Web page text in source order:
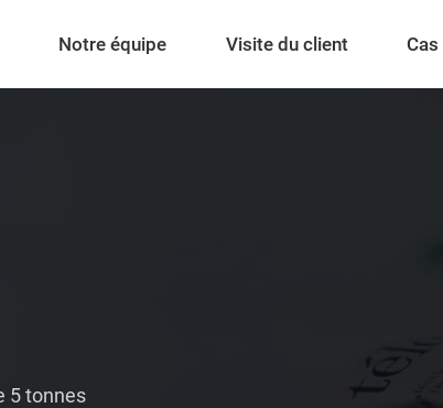
Notre équipe Visite du client Cas
5 tonnes